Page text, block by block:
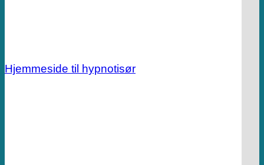
Hjemmeside til hypnotisør